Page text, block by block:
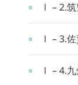
Ⅰ – 2.筑
Ⅰ – 3.佐
Ⅰ – 4.